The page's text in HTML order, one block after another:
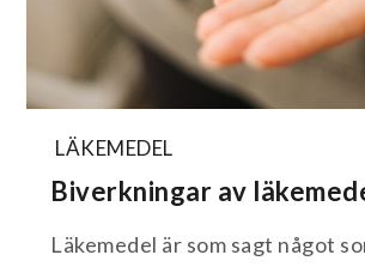
LÄKEMEDEL
Biverkningar av
Läkemedel är som sagt något